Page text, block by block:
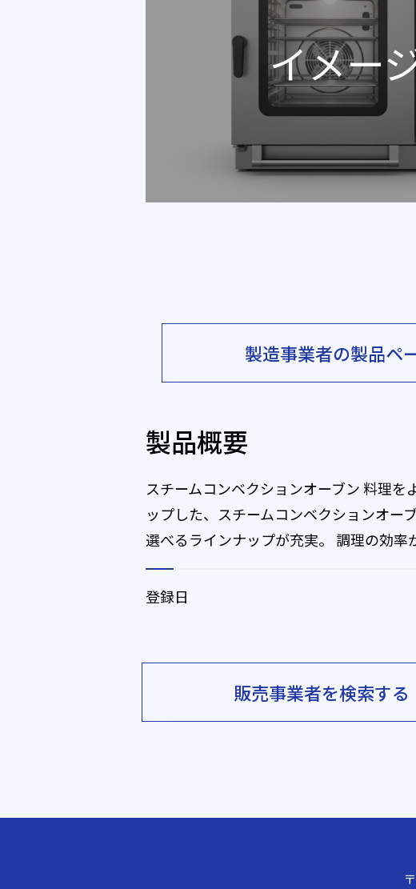
製造事業者の製品ペ
製品概要
スチームコンベクションオーブン 料理
ップした、スチームコンベクションオー
選べるラインナップが充実。 調理の効
登録日
販売事業者を検索する